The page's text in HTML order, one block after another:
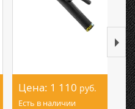
Цена: 1 110 руб.
Есть в наличии